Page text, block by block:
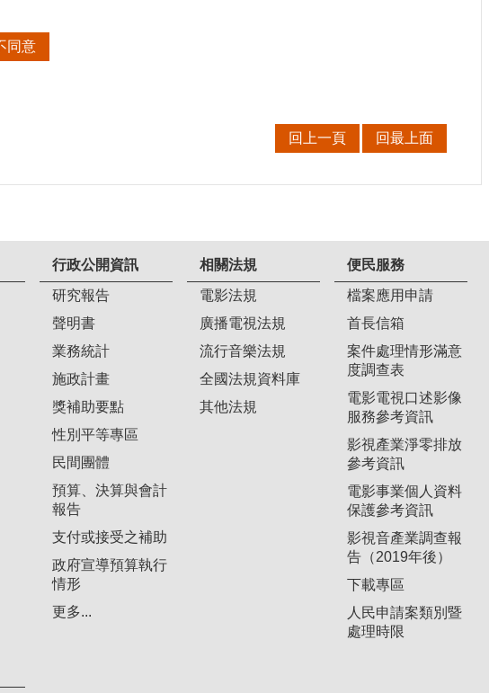
同意
回上一頁 回最上面
行政公開資訊
研究報告
聲明書
業務統計
施政計畫
獎補助要點
性別平等專區
民間團體
預算、決算與會計
報告
支付或接受之補助
政府宣導預算執行
情形
更多...
相關法規
電影法規
廣播電視法規
流行音樂法規
全國法規資料庫
其他法規
便民服務
檔案應用申請
首長信箱
案件處理情形滿意
度調查表
電影電視口述影像
服務參考資訊
影視產業淨零排放
參考資訊
電影事業個人資料
保護參考資訊
影視音產業調查報
告（2019年後）
下載專區
人民申請案類別暨
處理時限